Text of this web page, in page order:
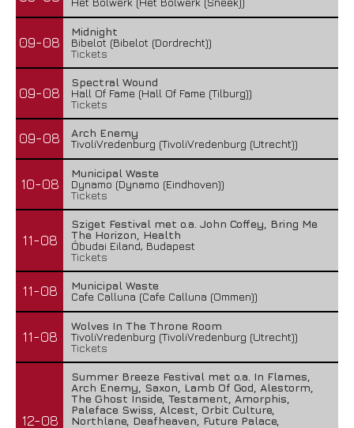
09-08
Midnight
Bibelot (Bibelot (Dordrecht))
Tickets
09-08
Spectral Wound
Hall Of Fame (Hall Of Fame (Tilburg))
Tickets
09-08
Arch Enemy
TivoliVredenburg (TivoliVredenburg (Utrecht))
10-08
Municipal Waste
Dynamo (Dynamo (Eindhoven))
Tickets
11-08
Sziget Festival met o.a. John Coffey, Bring Me
The Horizon, Health
Óbudai Eiland, Budapest
Tickets
11-08
Municipal Waste
Cafe Calluna (Cafe Calluna (Ommen))
11-08
Wolves In The Throne Room
TivoliVredenburg (TivoliVredenburg (Utrecht))
Tickets
12-08
Summer Breeze Festival met o.a. In Flames,
Arch Enemy, Saxon, Lamb Of God, Alestorm,
The Ghost Inside, Testament, Amorphis,
Paleface Swiss, Alcest, Orbit Culture,
Northlane, Deafheaven, Future Palace,